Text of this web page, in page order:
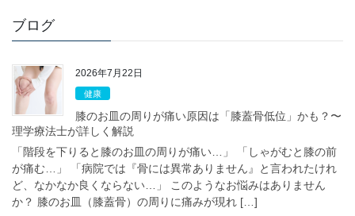
ブログ
2026年7月22日
健康
膝のお皿の周りが痛い原因は「膝蓋骨低位」かも？〜
理学療法士が詳しく解説
「階段を下りると膝のお皿の周りが痛い…」 「しゃがむと膝の前
が痛む…」 「病院では『骨には異常ありません』と言われたけれ
ど、なかなか良くならない…」 このようなお悩みはありません
か？ 膝のお皿（膝蓋骨）の周りに痛みが現れ […]